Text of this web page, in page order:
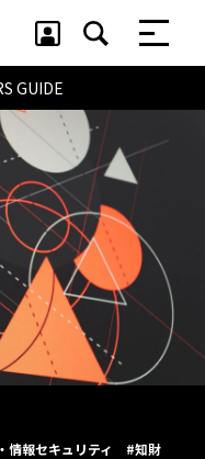
GUIDE
情報セキュリティ
#知財